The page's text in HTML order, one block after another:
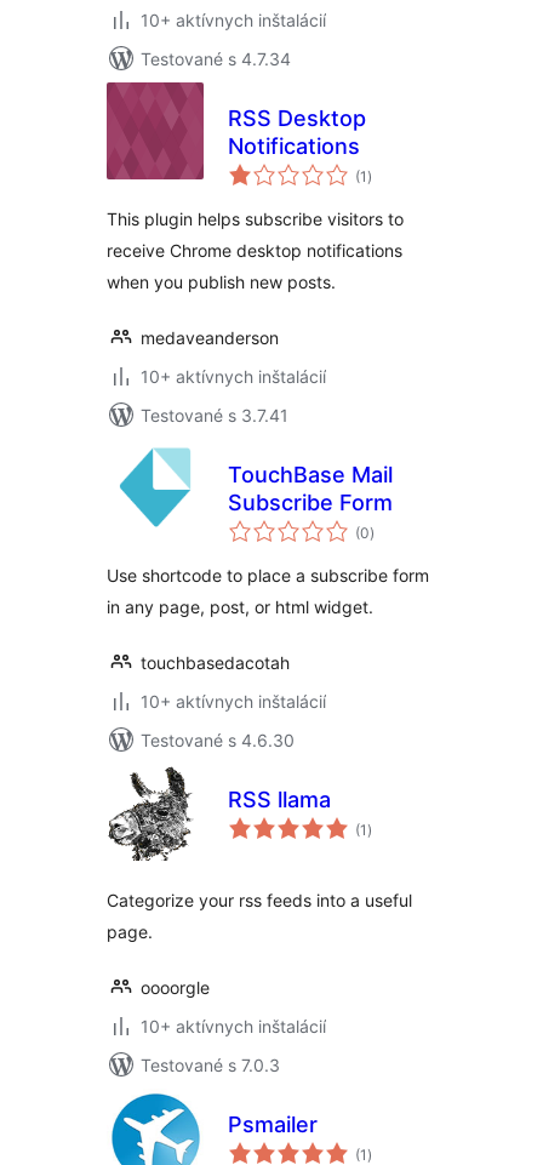
10+ aktívnych inštalácií
Testované s 4.7.34
RSS Desktop
Notifications
(1 celkové
hodnotenie
)
This plugin helps subscribe visitors to
receive Chrome desktop notifications
when you publish new posts.
medaveanderson
10+ aktívnych inštalácií
Testované s 3.7.41
TouchBase Mail
Subscribe Form
(0celkové
hodnotenie
)
Use shortcode to place a subscribe form
in any page, post, or html widget.
touchbasedacotah
10+ aktívnych inštalácií
Testované s 4.6.30
RSS llama
(1 celkové
hodnotenie
)
Categorize your rss feeds into a useful
page.
oooorgle
10+ aktívnych inštalácií
Testované s 7.0.3
Psmailer
(1 celkové
hodnotenie
)